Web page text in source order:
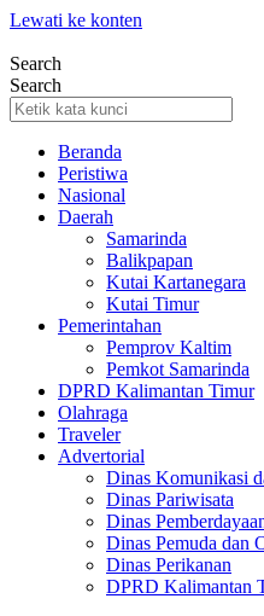
Lewati ke konten
Search
Search
Beranda
Peristiwa
Nasional
Daerah
Samarinda
Balikpapan
Kutai Kartanegara
Kutai Timur
Pemerintahan
Pemprov Kaltim
Pemkot Samarinda
DPRD Kalimantan Timur
Olahraga
Traveler
Advertorial
Dinas Komunikasi
Dinas Pariwisata
Dinas
Dinas Pemuda dan
Dinas Perikanan
DPRD Kalimantan